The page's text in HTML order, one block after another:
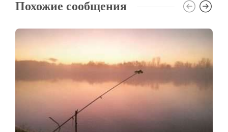
Похожие сообщения